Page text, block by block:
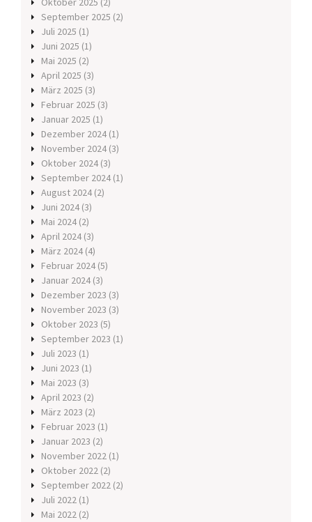
September 2025 (2)
Juli 2025 (1)
Juni 2025 (1)
Mai 2025 (2)
April 2025 (3)
März 2025 (3)
Februar 2025 (3)
Januar 2025 (1)
Dezember 2024 (1)
November 2024 (3)
Oktober 2024 (3)
September 2024 (1)
August 2024 (2)
Juni 2024 (3)
Mai 2024 (2)
April 2024 (3)
März 2024 (4)
Februar 2024 (5)
Januar 2024 (3)
Dezember 2023 (3)
November 2023 (3)
Oktober 2023 (5)
September 2023 (1)
Juli 2023 (1)
Juni 2023 (1)
Mai 2023 (3)
April 2023 (2)
März 2023 (2)
Februar 2023 (1)
Januar 2023 (2)
November 2022 (1)
Oktober 2022 (2)
September 2022 (2)
Juli 2022 (1)
Mai 2022 (2)